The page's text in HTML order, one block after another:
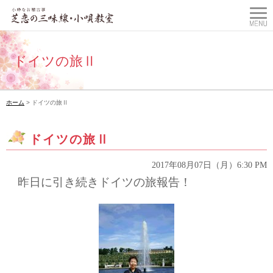
ドイツの旅Ⅱ
ホーム > ドイツの旅Ⅱ
ドイツの旅Ⅱ
2017年08月07日（月）6:30 PM
昨日に引き続きドイツの旅報告！